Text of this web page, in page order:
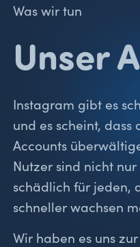
Was wir tun
Unser
Instagram gibt es
und es scheint,
Accounts
Nutzer sind nicht
schädlich für jeden,
schneller wachsen
Wir haben es uns